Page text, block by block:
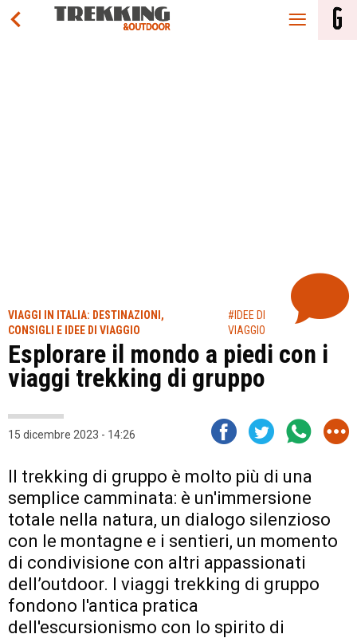
VIAGGI IN ITALIA: DESTINAZIONI,
CONSIGLI E IDEE DI VIAGGIO
#IDEE DI
VIAGGIO
Esplorare il mondo a piedi con i
viaggi trekking di gruppo
15 dicembre 2023 - 14:26
Il trekking di gruppo è molto più di una
semplice camminata: è un'immersione
totale nella natura, un dialogo silenzioso
con le montagne e i sentieri, un momento
di condivisione con altri appassionati
dell’outdoor. I viaggi trekking di gruppo
fondono l'antica pratica
dell'escursionismo con lo spirito di